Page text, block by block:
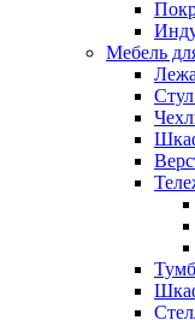
Мебель
Стул